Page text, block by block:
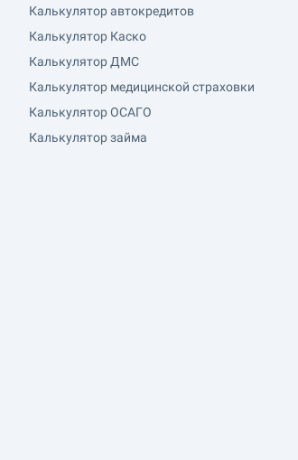
Калькулятор автокредитов
Калькулятор Каско
Калькулятор ДМС
Калькулятор медицинской страховки
Калькулятор ОСАГО
Калькулятор займа